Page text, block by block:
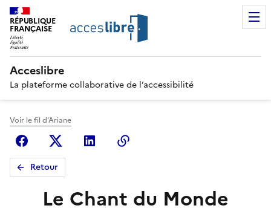
RÉPUBLIQUE
FRANÇAISE
Acceslibre
La plateforme collaborative de l’accessibilité
Voir le fil d'Ariane
FacebookX (anciennement Twitter)
Linkedin
Retour
Le Chant du Monde